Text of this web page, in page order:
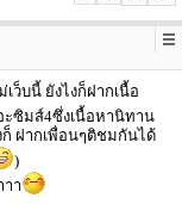
ว็บนี้ ยังไงก็ฝากเนื้อ
ะซิมส์4ซึ่งเนื้อหานิทาน
ฝากเพื่อนๆติชมกันได้
)
า